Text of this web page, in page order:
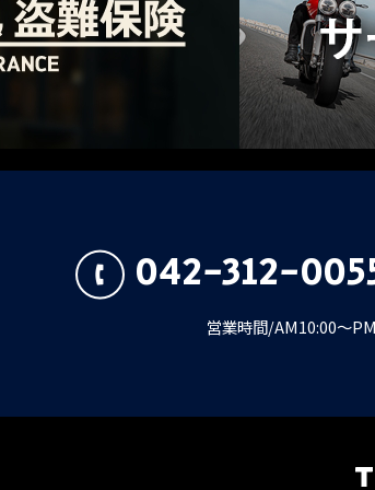
042-312-
営業時間/AM10:00～